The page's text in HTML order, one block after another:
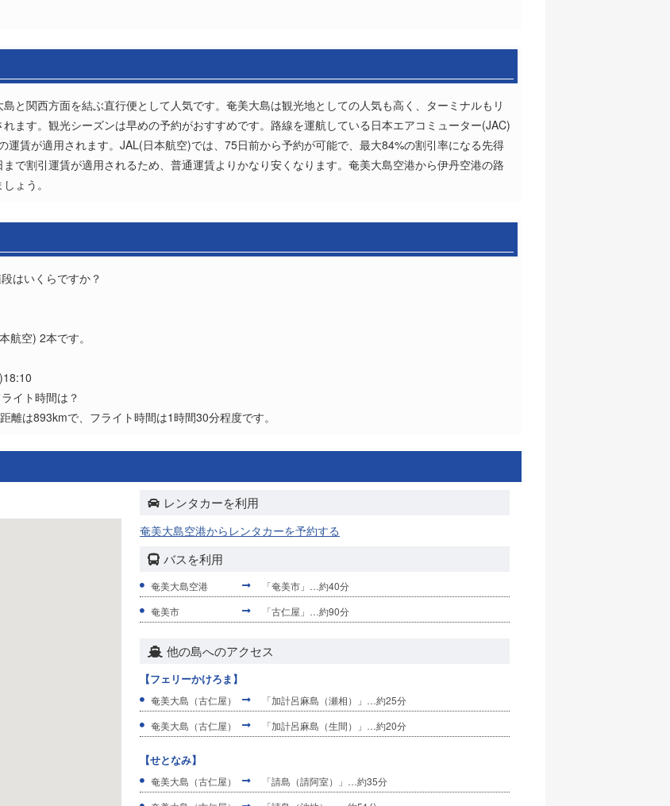
と関西方面を結ぶ直行便として人気です。奄美大島は観光地としての人気も高く、ターミナルもリ
ます。観光シーズンは早めの予約がおすすめです。路線を運航している日本エアコミューター(JAC)
運賃が適用されます。JAL(日本航空)では、75日前から予約が可能で、最大84%の割引率になる先得
で割引運賃が適用されるため、普通運賃よりかなり安くなります。奄美大島空港から伊丹空港の路
ょう。
はいくらですか？
航空) 2本です。
イト時間は？
は893kmで、フライト時間は1時間30分程度です。
レンタカーを利用
奄美大島空港からレンタカーを予約する
バスを利用
奄美大島空港
「奄美市」…約40分
奄美市
「古仁屋」…約90分
他の島へのアクセス
【フェリーかけろま】
奄美大島（古仁屋）
「加計呂麻島（瀬相）」…約25分
奄美大島（古仁屋）
「加計呂麻島（生間）」…約20分
【せとなみ】
奄美大島（古仁屋）
「請島（請阿室）」…約35分